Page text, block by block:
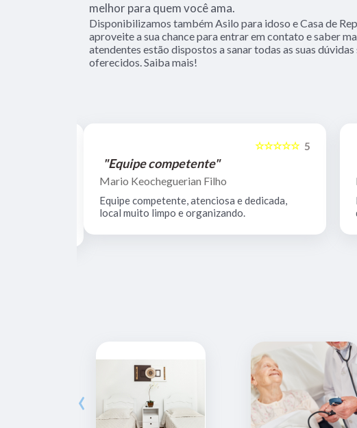
melhor para quem você ama.
Disponibilizamos também Asilo para idoso e Casa de
aproveite a sua chance para entrar em contato e saber
atendentes estão dispostos a sanar todas as suas
oferecidos. Saiba mais!
5
☆☆☆☆☆
"Recomendo"
Dino Fontes
Recomendo de olhos fechados. ProgissiProfi
de primeira linha
‹